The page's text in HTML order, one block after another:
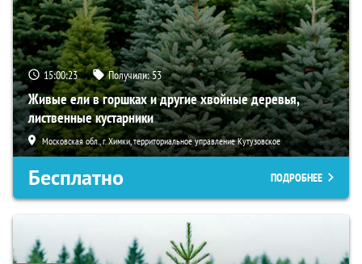
15:00:21 Получили:53
Живые ели в горшках и другие хвойные деревья,
лиственные кустарники
Московская обл., г. Химки, территориальное управление Кутузовское
Бесплатно ПОДРОБНЕЕ